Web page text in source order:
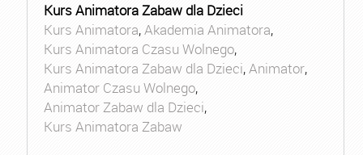
Kurs Animatora Zabaw dla Dzieci
Kurs Animatora,Akademia Animatora,
Kurs Animatora Czasu Wolnego,
Kurs Animatora Zabaw dla Dzieci,Animator,
Animator Czasu Wolnego,
Animator Zabaw dla Dzieci,
Kurs Animatora Zabaw